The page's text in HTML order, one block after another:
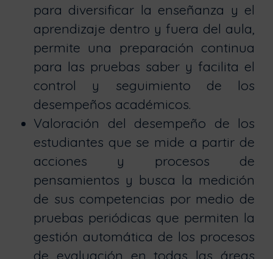
para diversificar la enseñanza y el
aprendizaje dentro y fuera del aula,
permite una preparación continua
para las pruebas saber y facilita el
control y seguimiento de los
desempeños académicos.
Valoración del desempeño de los
estudiantes que se mide a partir de
acciones y procesos de
pensamientos y busca la medición
de sus competencias por medio de
pruebas periódicas que permiten la
gestión automática de los procesos
de evaluación en todas las áreas